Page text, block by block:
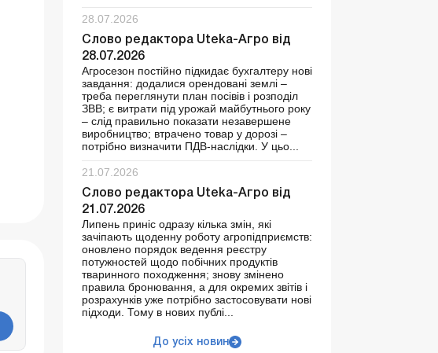
28.07.2026
Слово редактора Uteka-Агро від
28.07.2026
Агросезон постійно підкидає бухгалтеру нові
завдання: додалися орендовані землі –
треба переглянути план посівів і розподіл
ЗВВ; є витрати під урожай майбутнього року
– слід правильно показати незавершене
виробництво; втрачено товар у дорозі –
потрібно визначити ПДВ-наслідки. У цьо...
21.07.2026
Слово редактора Uteka-Агро від
21.07.2026
Липень приніс одразу кілька змін, які
зачіпають щоденну роботу агропідприємств:
оновлено порядок ведення реєстру
потужностей щодо побічних продуктів
тваринного походження; знову змінено
правила бронювання, а для окремих звітів і
розрахунків уже потрібно застосовувати нові
підходи. Тому в нових публі...
До усіх новин